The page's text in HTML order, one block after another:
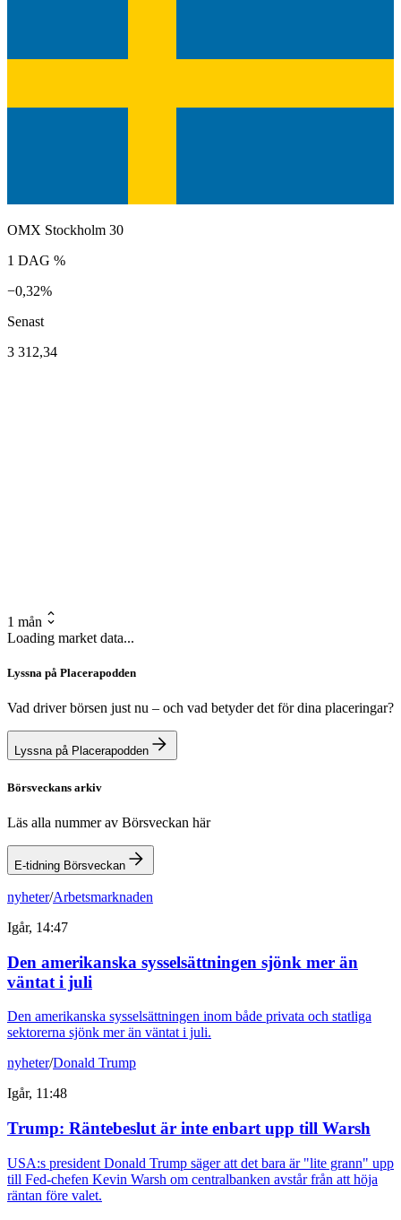
OMX Stockholm 30
1 DAG %
−0,32%
Senast
3 312,34
1 mån
Loading market data...
Lyssna på Placerapodden
Vad driver börsen just nu – och vad betyder det för dina placeringar?
Lyssna på Placerapodden
Börsveckans arkiv
Läs alla nummer av Börsveckan här
E-tidning Börsveckan
nyheter/Arbetsmarknaden
Igår, 14:47
Den amerikanska sysselsättningen sjönk mer än
väntat i juli
Den amerikanska sysselsättningen inom både privata och statliga
sektorerna sjönk mer än väntat i juli.
nyheter/Donald Trump
Igår, 11:48
Trump: Räntebeslut är inte enbart upp till Warsh
USA:s president Donald Trump säger att det bara är "lite grann" upp
till Fed-chefen Kevin Warsh om centralbanken avstår från att höja
räntan före valet.